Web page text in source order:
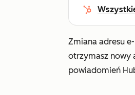
Zmiana adresu
otrzymasz nowy
powiadomień